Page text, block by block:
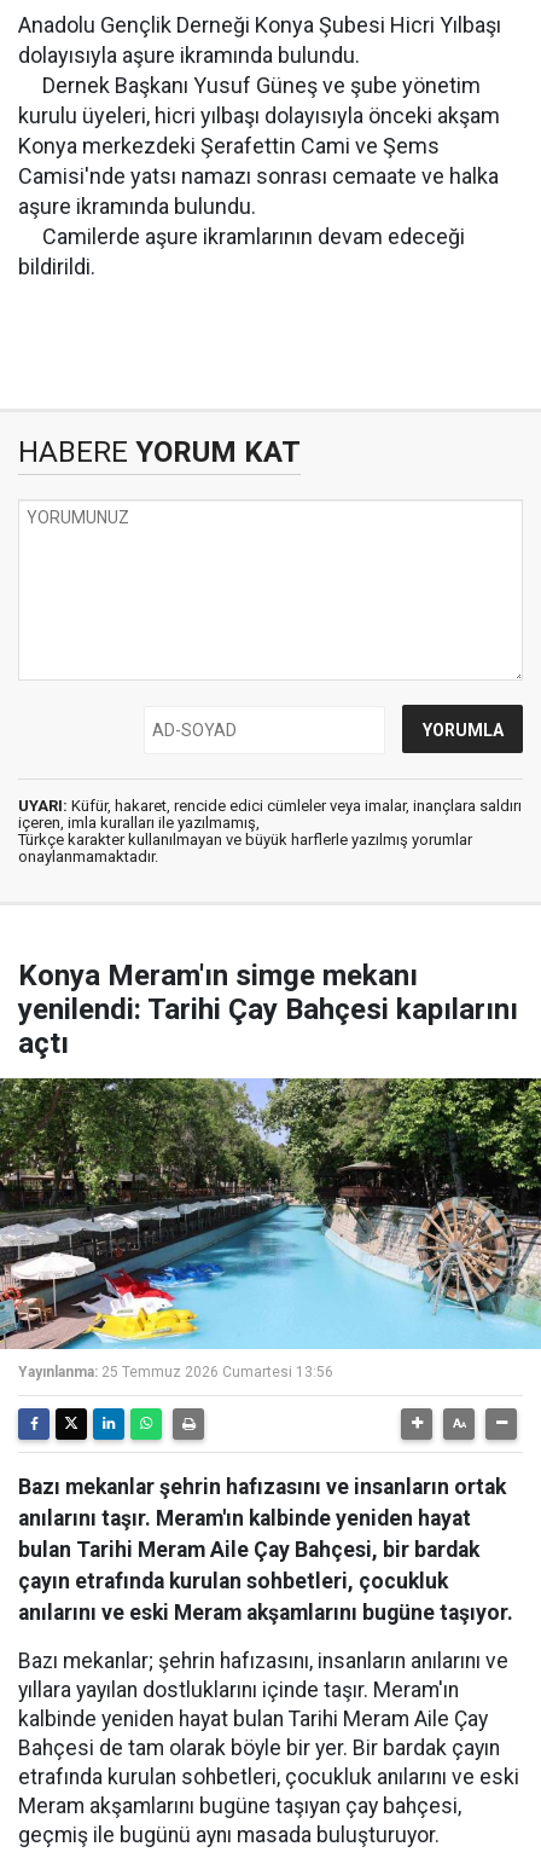
Anadolu Gençlik Derneği Konya Şubesi Hicri Yılbaşı
dolayısıyla aşure ikramında bulundu.
Dernek Başkanı Yusuf Güneş ve şube yönetim
kurulu üyeleri, hicri yılbaşı dolayısıyla önceki akşam
Konya merkezdeki Şerafettin Cami ve Şems
Camisi'nde yatsı namazı sonrası cemaate ve halka
aşure ikramında bulundu.
Camilerde aşure ikramlarının devam edeceği
bildirildi.
HABERE YORUM KAT
UYARI: Küfür, hakaret, rencide edici cümleler veya imalar, inançlara saldırı
içeren, imla kuralları ile yazılmamış,
Türkçe karakter kullanılmayan ve büyük harflerle yazılmış yorumlar
onaylanmamaktadır.
Konya Meram'ın simge mekanı
yenilendi: Tarihi Çay Bahçesi kapılarını
açtı
Yayınlanma: 25 Temmuz 2026 Cumartesi 13:56
Bazı mekanlar şehrin hafızasını ve insanların ortak
anılarını taşır. Meram'ın kalbinde yeniden hayat
bulan Tarihi Meram Aile Çay Bahçesi, bir bardak
çayın etrafında kurulan sohbetleri, çocukluk
anılarını ve eski Meram akşamlarını bugüne taşıyor.
Bazı mekanlar; şehrin hafızasını, insanların anılarını ve
yıllara yayılan dostluklarını içinde taşır. Meram'ın
kalbinde yeniden hayat bulan Tarihi Meram Aile Çay
Bahçesi de tam olarak böyle bir yer. Bir bardak çayın
etrafında kurulan sohbetleri, çocukluk anılarını ve eski
Meram akşamlarını bugüne taşıyan çay bahçesi,
geçmiş ile bugünü aynı masada buluşturuyor.